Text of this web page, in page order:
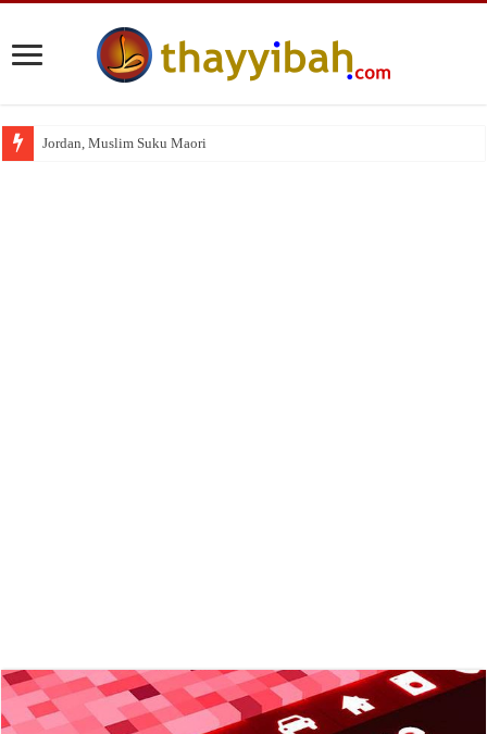
Jordan, Muslim Suku Maori